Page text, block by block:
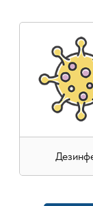
разрешённые к
безопасные
Обработка
особей,
появления
щели,
оформлением